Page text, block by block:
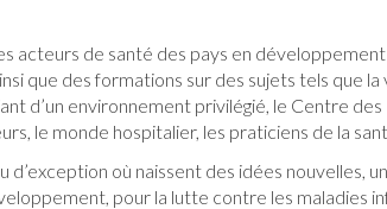
acteurs de santé des pays en
que des formations sur des sujets tels que
d’un environnement privilégié, le Centre
le monde hospitalier, les praticiens de la
d’exception où naissent des idées nouvelles,
pour la lutte contre les maladies